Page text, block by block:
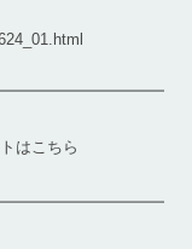
はこちら